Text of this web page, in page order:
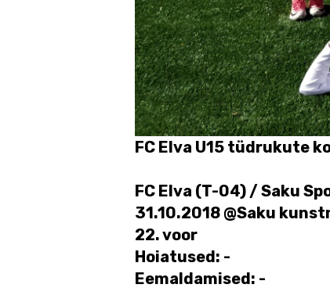
FC Elva U15 tüdrukute
FC Elva (T-04) / Saku
31.10.2018 @Saku
22. voor
Hoiatused: -
Eemaldamised: -